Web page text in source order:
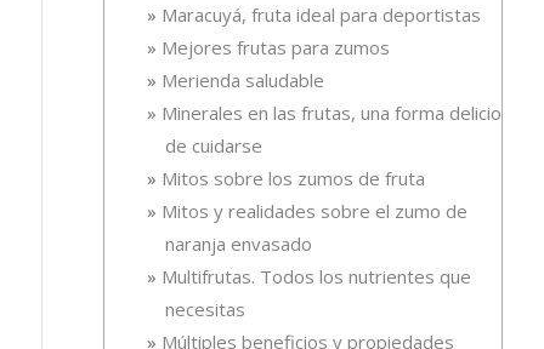
Maracuyá, fruta ideal para deportistas
Mejores frutas para zumos
Merienda saludable
Minerales en las frutas, una forma deliciosa
de cuidarse
Mitos sobre los zumos de fruta
Mitos y realidades sobre el zumo de
naranja envasado
Multifrutas. Todos los nutrientes que
necesitas
Múltiples beneficios y propiedades